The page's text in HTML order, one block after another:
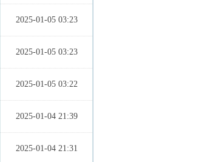
2025-01-05 03:23
2025-01-05 03:23
2025-01-05 03:22
2025-01-04 21:39
2025-01-04 21:31